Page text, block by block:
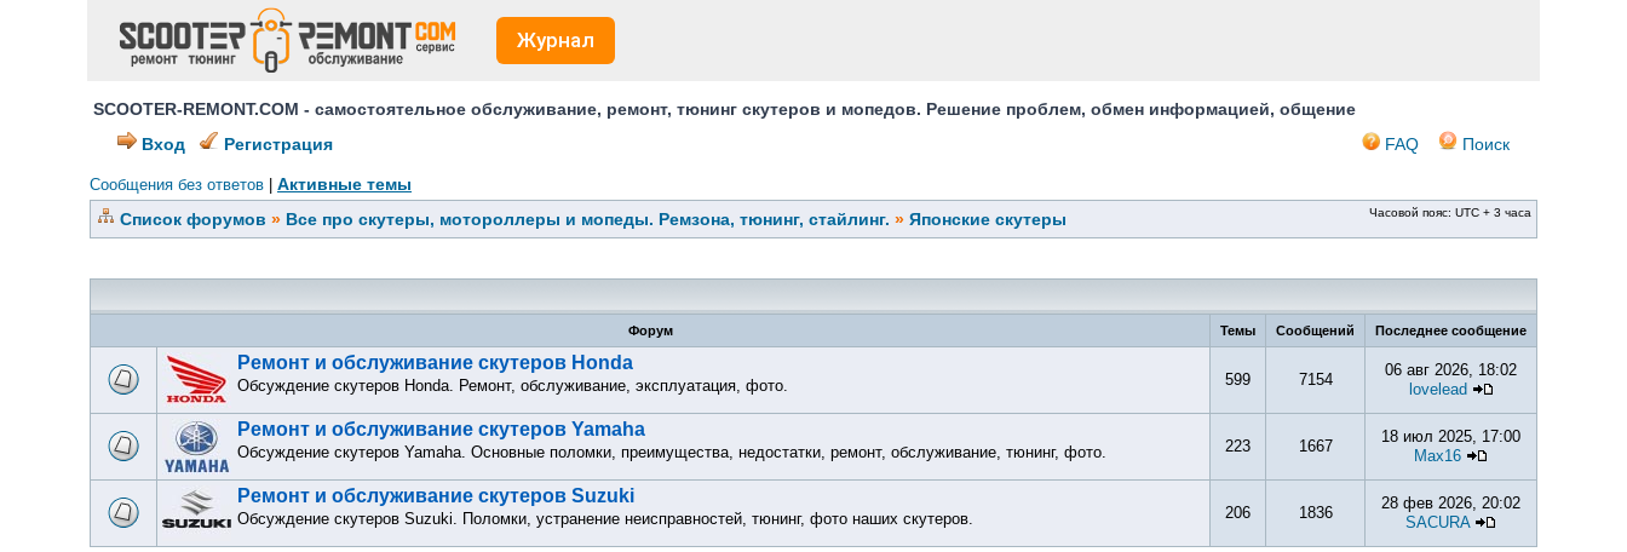
Журнал
SCOOTER-REMONT.COM - самостоятельное обслуживание, ремонт, тюнинг скутеров и мопедов. Решение проблем, обмен информацией, общение
Вход
Регистрация FAQ Поиск
Сообщения без ответов
Активные темы
Список форумов » Все про скутеры, мотороллеры и мопеды. Ремзона, тюнинг, стайлинг. » Японские скутеры Часовой пояс: UTC + 3 часа
Форум Темы Сообщений Последнее сообщение
Ремонт и обслуживание скутеров Honda
Обсуждение скутеров Honda. Ремонт, обслуживание, эксплуатация, фото. 599 7154
06 авг 2026, 18:02
lovelead
Ремонт и обслуживание скутеров Yamaha
Обсуждение скутеров Yamaha. Основные поломки, преимущества, недостатки, ремонт, обслуживание, тюнинг, фото. 223 1667
18 июл 2025, 17:00
Max16
Ремонт и обслуживание скутеров Suzuki
Обсуждение скутеров Suzuki. Поломки, устранение неисправностей, тюнинг, фото наших скутеров. 206 1836
28 фев 2026, 20:02
SACURA